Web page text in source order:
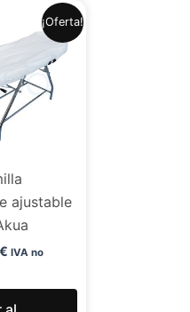
¡Oferta!
ajustable
€
precio
actual
1,20 €.
IVA no